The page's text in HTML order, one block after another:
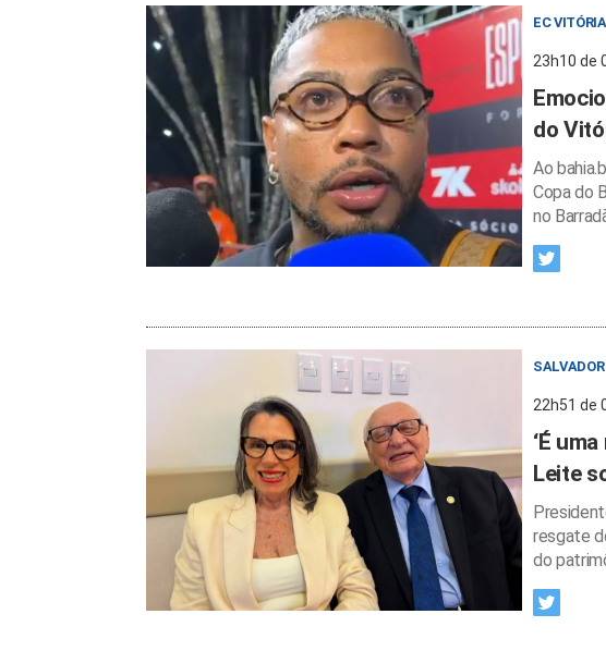
EC VITÓRIA
23h10 de
do
Ao
Copa do
no
SALVADOR
22h51 de
‘É
Leite
resgate
do